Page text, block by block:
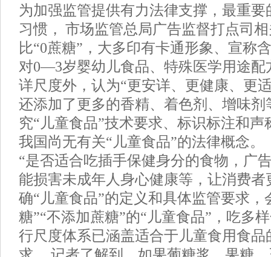
为加强监管提供有力法律支撑，最重
习惯， 市场监管总局广告监督打点司
比“0蔗糖”，大多印有卡通形象、宣称
对0—3岁婴幼儿食品、特殊医学用途配
详尺度外，认为“更安详、更健康、更
还添加了更多的香精、着色剂、增味剂
究“儿童食品”技术要求、标识标注和声
我国尚无有关“儿童食品”的法律概念。
“是否适合吃插手保健身分的食物，广
能损害未成年人身心健康等，让消费者
确“儿童食品”的定义和具体监管要求，
糖”“不添加蔗糖”的“儿童食品”，吃多
行尺度体系已涵盖适合于儿童食用食品